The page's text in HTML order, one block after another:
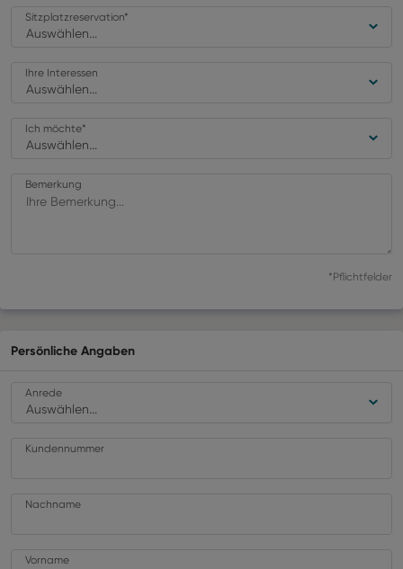
Auswählen...
Sitzplatzreservation*
Auswählen...
Ihre Interessen
Auswählen...
Ich möchte*
Bemerkung
*Pflichtfelder
Persönliche Angaben
Auswählen...
Anrede
Kundennummer
Nachname
Vorname